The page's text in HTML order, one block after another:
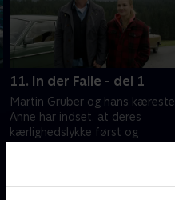
11. In der Falle - del 1
Martin Gruber og hans kæreste
Anne har indset, at deres
kærlighedslykke først og